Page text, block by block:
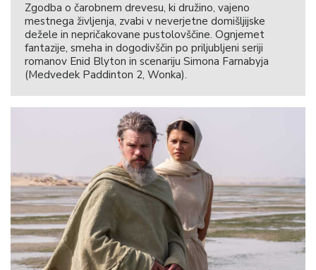
Zgodba o čarobnem drevesu, ki družino, vajeno
mestnega življenja, zvabi v neverjetne domišljijske
dežele in nepričakovane pustolovščine. Ognjemet
fantazije, smeha in dogodivščin po priljubljeni seriji
romanov Enid Blyton in scenariju Simona Farnabyja
(Medvedek Paddinton 2, Wonka).